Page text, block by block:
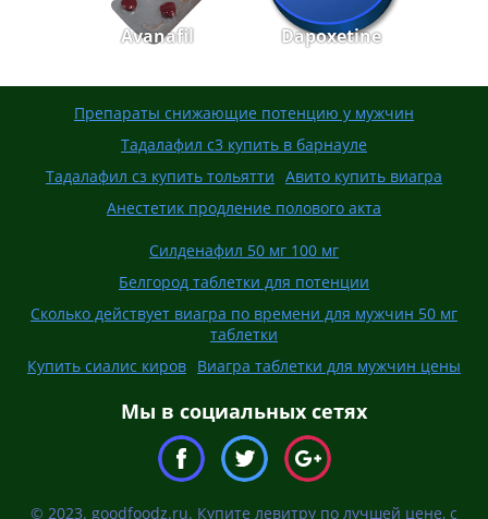
Avanafil Dapoxetine
Препараты снижающие потенцию у мужчин
Тадалафил с3 купить в барнауле
Тадалафил сз купить тольятти Авито купить виагра
Анестетик продление полового акта
Силденафил 50 мг 100 мг
Белгород таблетки для потенции
Сколько действует виагра по времени для мужчин 50 мг
таблетки
Купить сиалис киров Виагра таблетки для мужчин цены
Мы в социальных сетях
© 2023. goodfoodz.ru. Купите левитру по лучшей цене, с